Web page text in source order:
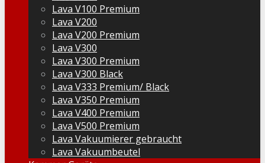
Lava V100 Premium
Lava V200
Lava V200 Premium
Lava V300
Lava V300 Premium
Lava V300 Black
Lava V333 Premium/ Black
Lava V350 Premium
Lava V400 Premium
Lava V500 Premium
Lava Vakuumierer gebraucht
Lava Vakuumbeutel